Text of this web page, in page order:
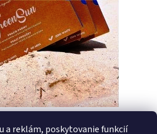
a reklám, poskytovanie funkcií